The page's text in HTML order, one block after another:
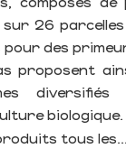
26
des
proposent
biologique.
tous les...